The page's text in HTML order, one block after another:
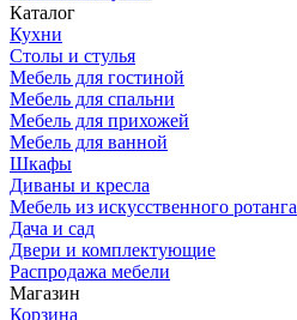
Каталог
Кухни
Столы и стулья
Мебель для гостиной
Мебель для спальни
Мебель для прихожей
Мебель для ванной
Шкафы
Диваны и кресла
Мебель из искусственного ротанга
Дача и сад
Двери и комплектующие
Распродажа мебели
Магазин
Корзина